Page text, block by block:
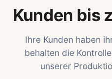
Kunden bis
Ihre Kunden haben
behalten die
unserer